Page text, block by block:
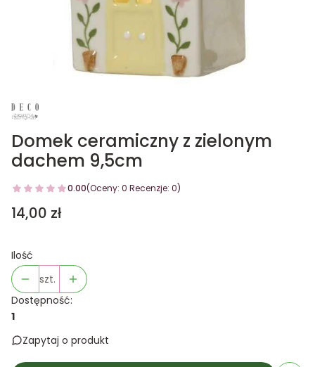
Domek ceramiczny z zielonym
dachem 9,5cm
0.00(Oceny: 0 Recenzje: 0)
Cena
14,00 zł
Ilość
szt.
Dostępność:
1
Zapytaj o produkt